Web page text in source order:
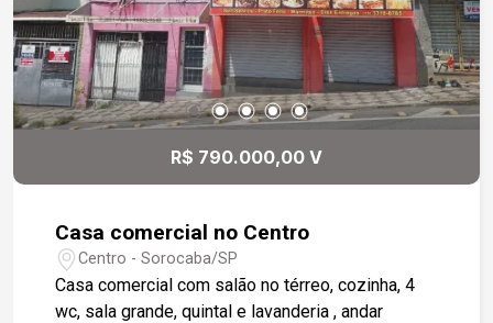
R$ 790.000,00 V
Casa comercial no Centro
Centro - Sorocaba/SP
Casa comercial com salão no térreo, cozinha, 4
wc, sala grande, quintal e lavanderia , andar